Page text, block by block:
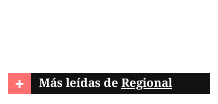
+ Más leídas de Regional